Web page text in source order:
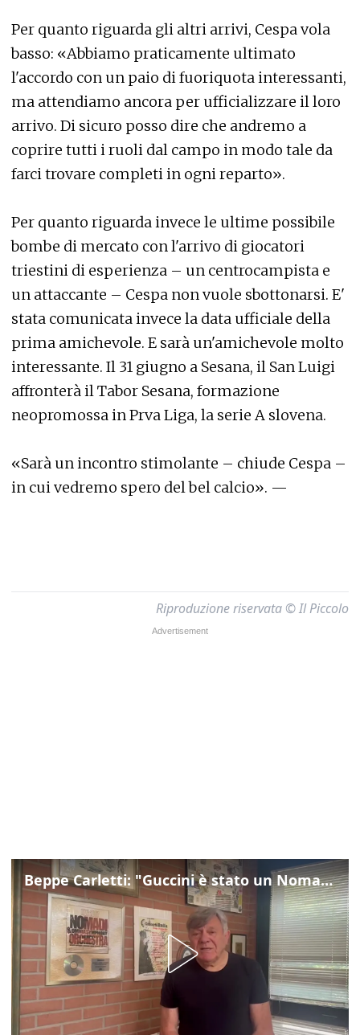
Per quanto riguarda gli altri arrivi, Cespa vola
basso: «Abbiamo praticamente ultimato
l'accordo con un paio di fuoriquota interessanti,
ma attendiamo ancora per ufficializzare il loro
arrivo. Di sicuro posso dire che andremo a
coprire tutti i ruoli dal campo in modo tale da
farci trovare completi in ogni reparto».
Per quanto riguarda invece le ultime possibile
bombe di mercato con l'arrivo di giocatori
triestini di esperienza – un centrocampista e
un attaccante – Cespa non vuole sbottonarsi. E'
stata comunicata invece la data ufficiale della
prima amichevole. E sarà un'amichevole molto
interessante. Il 31 giugno a Sesana, il San Luigi
affronterà il Tabor Sesana, formazione
neopromossa in Prva Liga, la serie A slovena.
«Sarà un incontro stimolante – chiude Cespa –
in cui vedremo spero del bel calcio». —
Riproduzione riservata © Il Piccolo
Beppe Carletti: "Guccini è stato un Nomade"